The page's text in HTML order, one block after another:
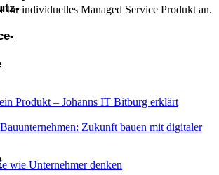
Ihr individuelles Managed Service Produkt an.
Produkt – Johanns IT Bitburg erklärt
Zukunft bauen mit digitaler
wie Unternehmer denken